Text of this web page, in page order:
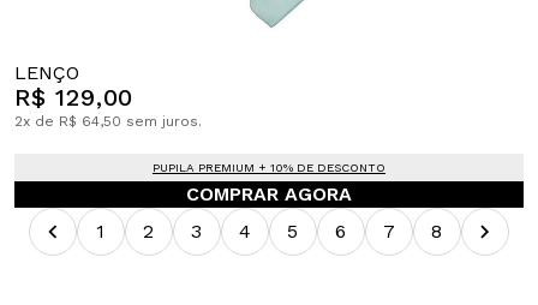
LENÇO
R$ 129,00
2x de R$ 64,50 sem juros.
PUPILA PREMIUM + 10% DE DESCONTO
COMPRAR AGORA
1
2 3 4 5 6 7 8